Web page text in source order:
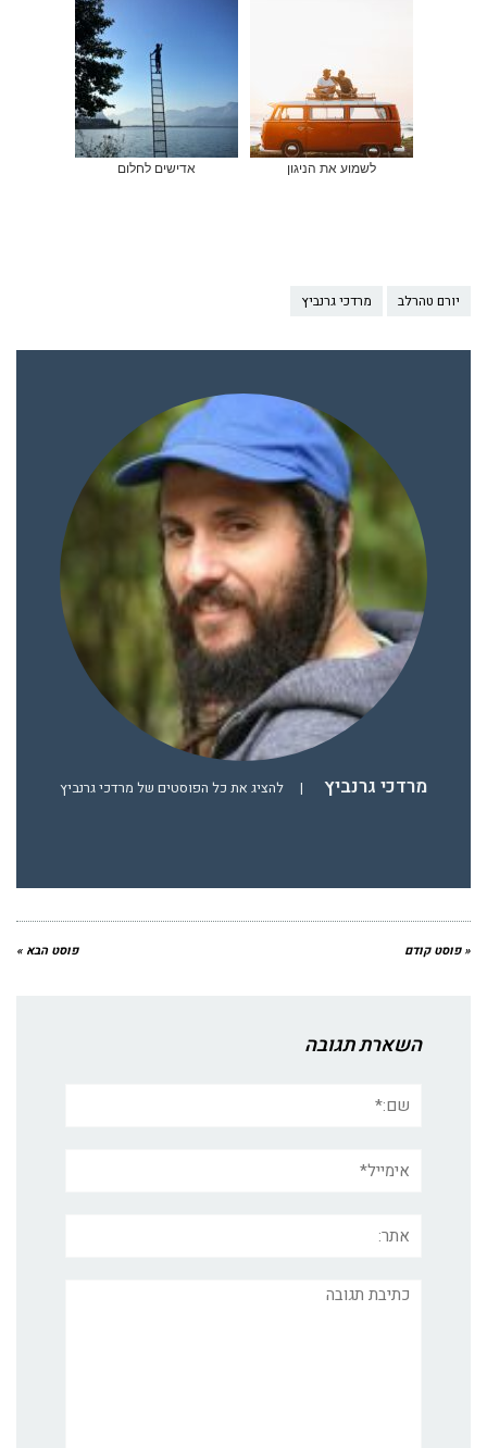
לשמוע את הניגון אדישים לחלום
יורם טהרלב מרדכי גרנביץ
מרדכי גרנביץ | להציג את כל הפוסטים של מרדכי גרנביץ
« פוסט קודם פוסט הבא »
השארת תגובה
תגובה